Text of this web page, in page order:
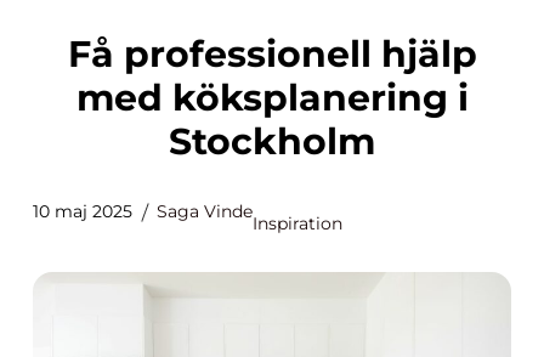
Få professionell hjälp
med köksplanering i
Stockholm
10 maj 2025 Saga Vinde
Inspiration